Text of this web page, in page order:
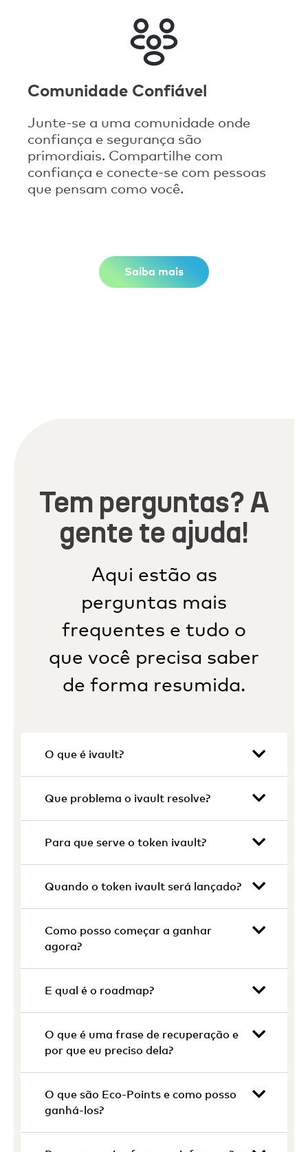
Comunidade Confiável
Junte-se a uma comunidade onde
confiança e segurança são
primordiais. Compartilhe com
confiança e conecte-se com pessoas
que pensam como você.
Saiba mais
Tem perguntas? A
gente te ajuda!
Aqui estão as
perguntas mais
frequentes e tudo o
que você precisa saber
de forma resumida.
O que é ivault?
Que problema o ivault resolve?
Para que serve o token ivault?
Quando o token ivault será lançado?
Como posso começar a ganhar
agora?
E qual é o roadmap?
O que é uma frase de recuperação e
por que eu preciso dela?
O que são Eco-Points e como posso
ganhá-los?